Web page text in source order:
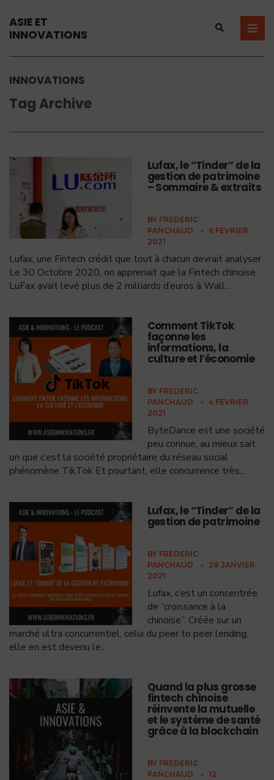
ASIE ET
INNOVATIONS
INNOVATIONS
Tag Archive
Lufax, le “Tinder” de la
gestion de patrimoine
– Sommaire & extraits
BY FREDERIC
PANCHAUD
•
6 FÉVRIER
2021
Lufax, une Fintech crédit que tout à chacun devrait analyser
Le 30 Octobre 2020, on apprenait que la Fintech chinoise
LuFax avait levé plus de 2 milliards d’euros à Wall...
Comment TikTok
façonne les
informations, la
culture et l’économie
BY FREDERIC
PANCHAUD
• 4 FÉVRIER
2021
ByteDance est une société
peu connue, au mieux sait
on que c’est la société propriétaire du réseau social
phénomène TikTok Et pourtant, elle concurrence très...
Lufax, le “Tinder” de la
gestion de patrimoine
BY FREDERIC
PANCHAUD
•
28 JANVIER
2021
Lufax, c’est un concentrée
de “croissance à la
chinoise”. Créée sur un
marché ultra concurrentiel, celui du peer to peer lending,
elle en est devenu le...
Quand la plus grosse
fintech chinoise
réinvente la mutuelle
et le système de santé
grâce à la blockchain
BY FREDERIC
PANCHAUD
• 12